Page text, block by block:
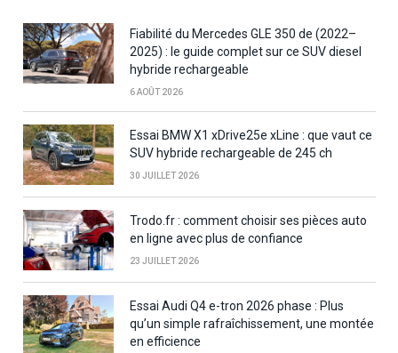
Fiabilité du Mercedes GLE 350 de (2022–
2025) : le guide complet sur ce SUV diesel
hybride rechargeable
6 AOÛT 2026
Essai BMW X1 xDrive25e xLine : que vaut ce
SUV hybride rechargeable de 245 ch
30 JUILLET 2026
Trodo.fr : comment choisir ses pièces auto
en ligne avec plus de confiance
23 JUILLET 2026
Essai Audi Q4 e-tron 2026 phase : Plus
qu’un simple rafraîchissement, une montée
en efficience